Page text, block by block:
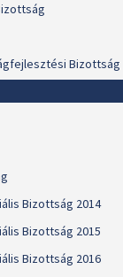
Bizottság
Bizottság 2014
Bizottság 2015
Bizottság 2016